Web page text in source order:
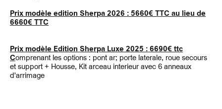
Prix modèle edition Sherpa 2026 : 5660€ TTC au lieu de
6660€ TTC
Prix modèle Edition Sherpa Luxe 2025 : 6690€ ttc
Comprenant les options : pont ar; porte laterale, roue secours
et support + Housse, Kit arceau interieur avec 6 anneaux
d'arrimage